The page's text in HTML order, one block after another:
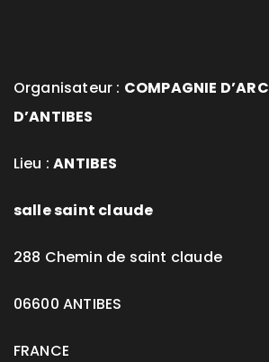
Organisateur : COMPAGNIE D’ARC
D’ANTIBES
Lieu :ANTIBES
salle saint claude
288 Chemin de saint claude
06600 ANTIBES
FRANCE